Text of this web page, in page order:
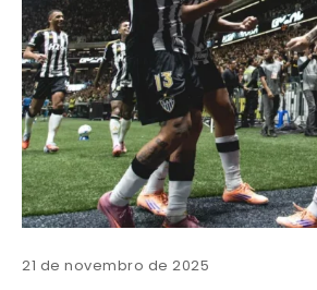
21 de novembro de 2025